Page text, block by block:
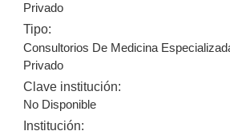
Privado
Tipo:
Consultorios De Medicina
Privado
Clave institución:
No Disponible
Institución: